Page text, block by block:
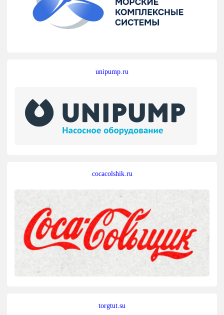
unipump.ru
cocacolshik.ru
torgtut.su